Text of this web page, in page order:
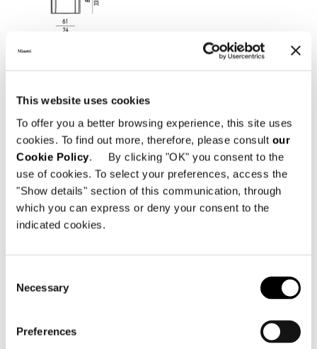
This website uses cookies
To offer you a better browsing experience, this site uses
cookies. To find out more, therefore, please consult our
Cookie Policy. By clicking "OK" you consent to the
use of cookies. To select your preferences, access the
"Show details" section of this communication, through
which you can express or deny your consent to the
indicated cookies.
Selection
Necessary
Preferences
OPTIONAL CUSHION FOR ARMCHAIR CM 60X50